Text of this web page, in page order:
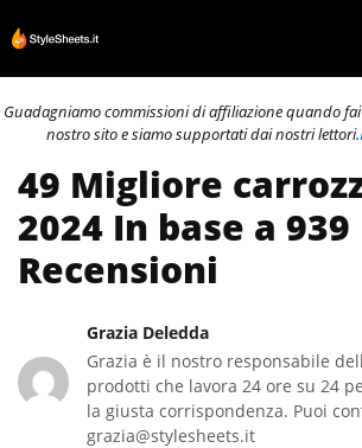
al
contenuto
Guadagniamo commissioni di affiliazione quando
nostro sito e siamo supportati dai nostri lettori.
49 Migliore
2024 In base a 939
Recensioni
Grazia Deledda
Grazia è il nostro responsabile
prodotti che lavora 24 ore su 24
la giusta corrispondenza. Puoi
grazia@stylesheets.it